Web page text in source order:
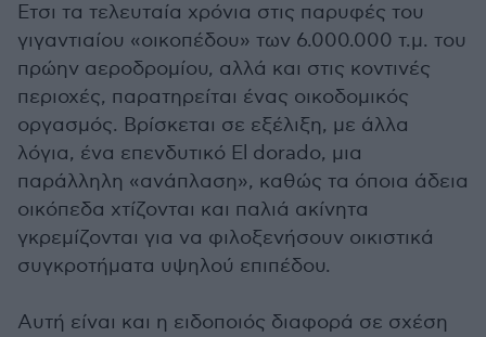
Ετσι τα τελευταία χρόνια στις παρυφές του
γιγαντιαίου «οικοπέδου» των 6.000.000 τ.μ. του
πρώην αεροδρομίου, αλλά και στις κοντινές
περιοχές, παρατηρείται ένας οικοδομικός
οργασμός. Βρίσκεται σε εξέλιξη, με άλλα
λόγια, ένα επενδυτικό El dorado, μια
παράλληλη «ανάπλαση», καθώς τα όποια άδεια
οικόπεδα χτίζονται και παλιά ακίνητα
γκρεμίζονται για να φιλοξενήσουν οικιστικά
συγκροτήματα υψηλού επιπέδου.
Αυτή είναι και η ειδοποιός διαφορά σε σχέση